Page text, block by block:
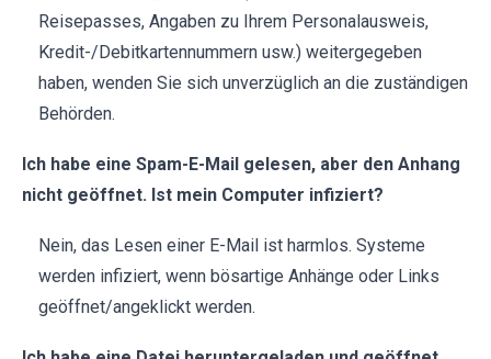
Reisepasses, Angaben zu Ihrem Personalausweis,
Kredit-/Debitkartennummern usw.) weitergegeben
haben, wenden Sie sich unverzüglich an die zuständigen
Behörden.
Ich habe eine Spam-E-Mail gelesen, aber den Anhang
nicht geöffnet. Ist mein Computer infiziert?
Nein, das Lesen einer E-Mail ist harmlos. Systeme
werden infiziert, wenn bösartige Anhänge oder Links
geöffnet/angeklickt werden.